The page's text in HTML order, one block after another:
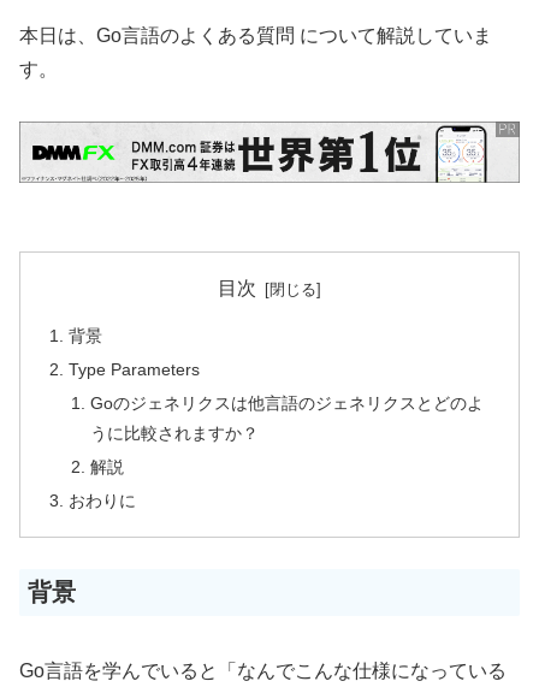
本日は、Go言語のよくある質問 について解説していま
す。
目次
背景
Type Parameters
Goのジェネリクスは他言語のジェネリクスとどのよ
うに比較されますか？
解説
おわりに
背景
Go言語を学んでいると「なんでこんな仕様になっている